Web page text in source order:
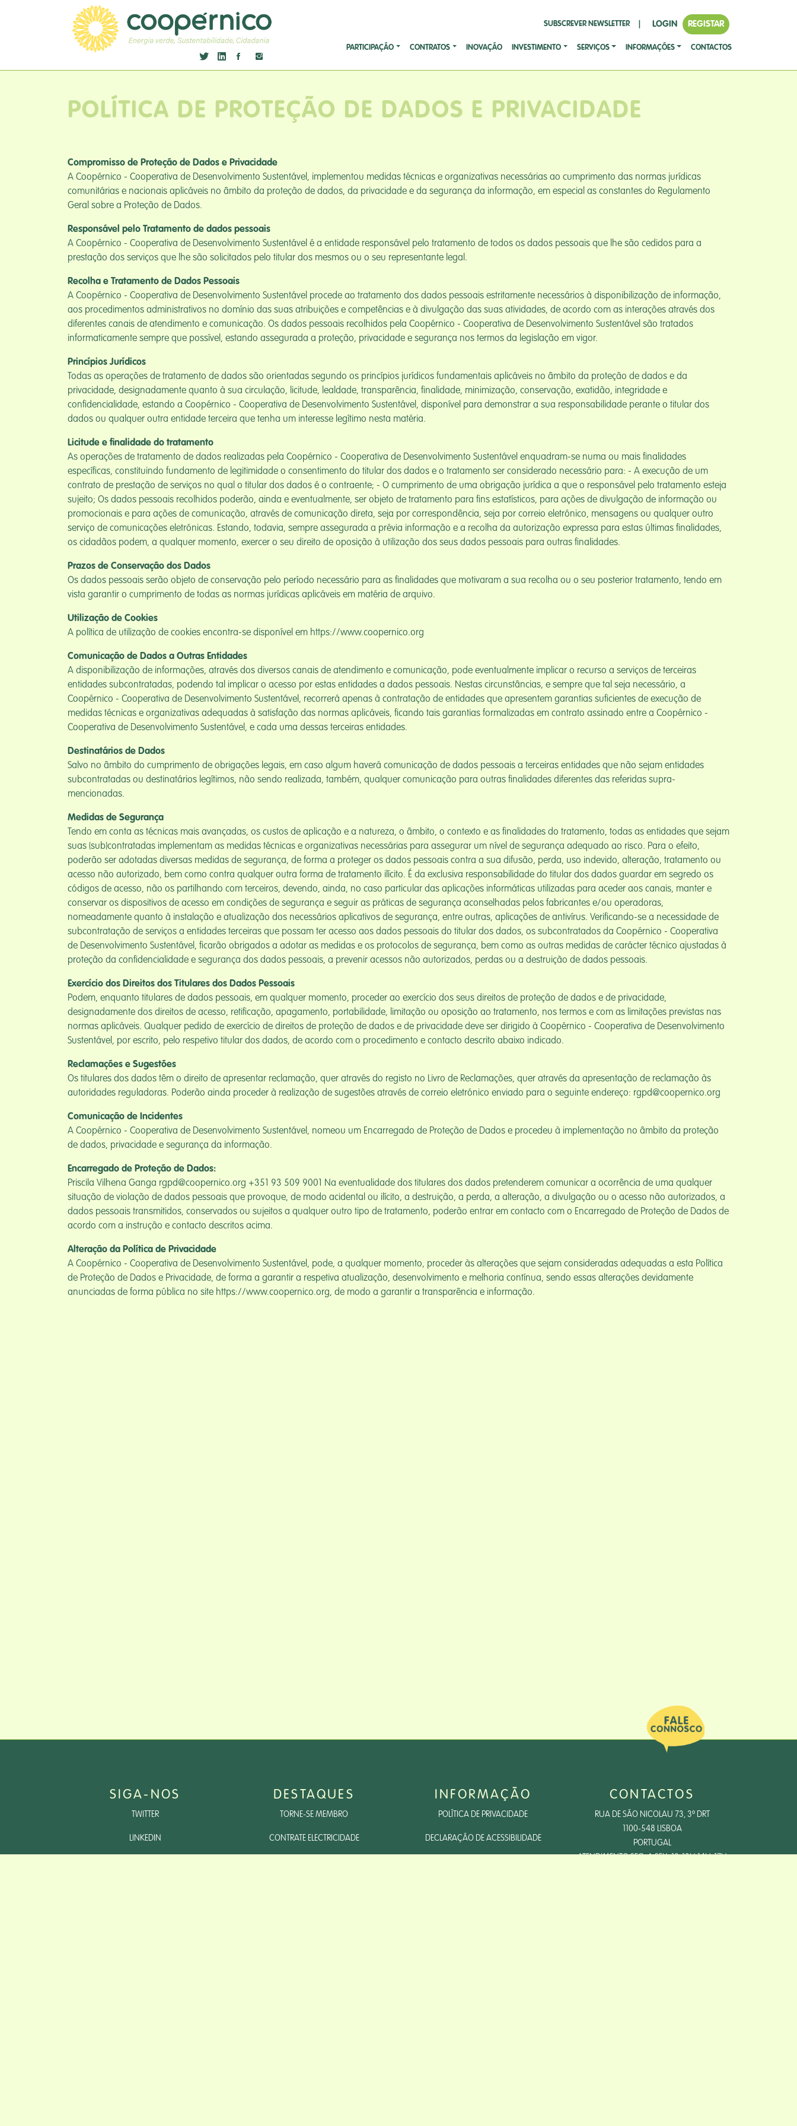
SUBSCREVER NEWSLETTER LOGIN REGISTAR
PARTICIPAÇÃO CONTRATOS INOVAÇÃO INVESTIMENTO SERVIÇOS INFORMAÇÕES CONTACTOS
POLÍTICA DE PROTEÇÃO DE DADOS E PRIVACIDADE
Compromisso de Proteção de Dados e Privacidade
A Coopérnico - Cooperativa de Desenvolvimento Sustentável, implementou medidas técnicas e organizativas necessárias ao cumprimento das normas jurídicas
comunitárias e nacionais aplicáveis no âmbito da proteção de dados, da privacidade e da segurança da informação, em especial as constantes do Regulamento
Geral sobre a Proteção de Dados.
Responsável pelo Tratamento de dados pessoais
A Coopérnico - Cooperativa de Desenvolvimento Sustentável é a entidade responsável pelo tratamento de todos os dados pessoais que lhe são cedidos para a
prestação dos serviços que lhe são solicitados pelo titular dos mesmos ou o seu representante legal.
Recolha e Tratamento de Dados Pessoais
A Coopérnico - Cooperativa de Desenvolvimento Sustentável procede ao tratamento dos dados pessoais estritamente necessários à disponibilização de informação,
aos procedimentos administrativos no domínio das suas atribuições e competências e à divulgação das suas atividades, de acordo com as interações através dos
diferentes canais de atendimento e comunicação. Os dados pessoais recolhidos pela Coopérnico - Cooperativa de Desenvolvimento Sustentável são tratados
informaticamente sempre que possível, estando assegurada a proteção, privacidade e segurança nos termos da legislação em vigor.
Princípios Jurídicos
Todas as operações de tratamento de dados são orientadas segundo os princípios jurídicos fundamentais aplicáveis no âmbito da proteção de dados e da
privacidade, designadamente quanto à sua circulação, licitude, lealdade, transparência, finalidade, minimização, conservação, exatidão, integridade e
confidencialidade, estando a Coopérnico - Cooperativa de Desenvolvimento Sustentável, disponível para demonstrar a sua responsabilidade perante o titular dos
dados ou qualquer outra entidade terceira que tenha um interesse legítimo nesta matéria.
Licitude e finalidade do tratamento
As operações de tratamento de dados realizadas pela Coopérnico - Cooperativa de Desenvolvimento Sustentável enquadram-se numa ou mais finalidades
específicas, constituindo fundamento de legitimidade o consentimento do titular dos dados e o tratamento ser considerado necessário para: - A execução de um
contrato de prestação de serviços no qual o titular dos dados é o contraente; - O cumprimento de uma obrigação jurídica a que o responsável pelo tratamento esteja
sujeito; Os dados pessoais recolhidos poderão, ainda e eventualmente, ser objeto de tratamento para fins estatísticos, para ações de divulgação de informação ou
promocionais e para ações de comunicação, através de comunicação direta, seja por correspondência, seja por correio eletrónico, mensagens ou qualquer outro
serviço de comunicações eletrónicas. Estando, todavia, sempre assegurada a prévia informação e a recolha da autorização expressa para estas últimas finalidades,
os cidadãos podem, a qualquer momento, exercer o seu direito de oposição à utilização dos seus dados pessoais para outras finalidades.
Prazos de Conservação dos Dados
Os dados pessoais serão objeto de conservação pelo período necessário para as finalidades que motivaram a sua recolha ou o seu posterior tratamento, tendo em
vista garantir o cumprimento de todas as normas jurídicas aplicáveis em matéria de arquivo.
Utilização de Cookies
A política de utilização de cookies encontra-se disponível em https://www.coopernico.org
Comunicação de Dados a Outras Entidades
A disponibilização de informações, através dos diversos canais de atendimento e comunicação, pode eventualmente implicar o recurso a serviços de terceiras
entidades subcontratadas, podendo tal implicar o acesso por estas entidades a dados pessoais. Nestas circunstâncias, e sempre que tal seja necessário, a
Coopérnico - Cooperativa de Desenvolvimento Sustentável, recorrerá apenas à contratação de entidades que apresentem garantias suficientes de execução de
medidas técnicas e organizativas adequadas à satisfação das normas aplicáveis, ficando tais garantias formalizadas em contrato assinado entre a Coopérnico -
Cooperativa de Desenvolvimento Sustentável, e cada uma dessas terceiras entidades.
Destinatários de Dados
Salvo no âmbito do cumprimento de obrigações legais, em caso algum haverá comunicação de dados pessoais a terceiras entidades que não sejam entidades
subcontratadas ou destinatários legítimos, não sendo realizada, também, qualquer comunicação para outras finalidades diferentes das referidas supra-
mencionadas.
Medidas de Segurança
Tendo em conta as técnicas mais avançadas, os custos de aplicação e a natureza, o âmbito, o contexto e as finalidades do tratamento, todas as entidades que sejam
suas (sub)contratadas implementam as medidas técnicas e organizativas necessárias para assegurar um nível de segurança adequado ao risco. Para o efeito,
poderão ser adotadas diversas medidas de segurança, de forma a proteger os dados pessoais contra a sua difusão, perda, uso indevido, alteração, tratamento ou
acesso não autorizado, bem como contra qualquer outra forma de tratamento ilícito. É da exclusiva responsabilidade do titular dos dados guardar em segredo os
códigos de acesso, não os partilhando com terceiros, devendo, ainda, no caso particular das aplicações informáticas utilizadas para aceder aos canais, manter e
conservar os dispositivos de acesso em condições de segurança e seguir as práticas de segurança aconselhadas pelos fabricantes e/ou operadoras,
nomeadamente quanto à instalação e atualização dos necessários aplicativos de segurança, entre outras, aplicações de antivírus. Verificando-se a necessidade de
subcontratação de serviços a entidades terceiras que possam ter acesso aos dados pessoais do titular dos dados, os subcontratados da Coopérnico - Cooperativa
de Desenvolvimento Sustentável, ficarão obrigados a adotar as medidas e os protocolos de segurança, bem como as outras medidas de carácter técnico ajustadas à
proteção da confidencialidade e segurança dos dados pessoais, a prevenir acessos não autorizados, perdas ou a destruição de dados pessoais.
Exercício dos Direitos dos Titulares dos Dados Pessoais
Podem, enquanto titulares de dados pessoais, em qualquer momento, proceder ao exercício dos seus direitos de proteção de dados e de privacidade,
designadamente dos direitos de acesso, retificação, apagamento, portabilidade, limitação ou oposição ao tratamento, nos termos e com as limitações previstas nas
normas aplicáveis. Qualquer pedido de exercício de direitos de proteção de dados e de privacidade deve ser dirigido à Coopérnico - Cooperativa de Desenvolvimento
Sustentável, por escrito, pelo respetivo titular dos dados, de acordo com o procedimento e contacto descrito abaixo indicado.
Reclamações e Sugestões
Os titulares dos dados têm o direito de apresentar reclamação, quer através do registo no Livro de Reclamações, quer através da apresentação de reclamação às
autoridades reguladoras. Poderão ainda proceder à realização de sugestões através de correio eletrónico enviado para o seguinte endereço: rgpd@coopernico.org
Comunicação de Incidentes
A Coopérnico - Cooperativa de Desenvolvimento Sustentável, nomeou um Encarregado de Proteção de Dados e procedeu à implementação no âmbito da proteção
de dados, privacidade e segurança da informação.
Encarregado de Proteção de Dados:
Priscila Vilhena Ganga rgpd@coopernico.org +351 93 509 9001 Na eventualidade dos titulares dos dados pretenderem comunicar a ocorrência de uma qualquer
situação de violação de dados pessoais que provoque, de modo acidental ou ilícito, a destruição, a perda, a alteração, a divulgação ou o acesso não autorizados, a
dados pessoais transmitidos, conservados ou sujeitos a qualquer outro tipo de tratamento, poderão entrar em contacto com o Encarregado de Proteção de Dados de
acordo com a instrução e contacto descritos acima.
Alteração da Política de Privacidade
A Coopérnico - Cooperativa de Desenvolvimento Sustentável, pode, a qualquer momento, proceder às alterações que sejam consideradas adequadas a esta Política
de Proteção de Dados e Privacidade, de forma a garantir a respetiva atualização, desenvolvimento e melhoria contínua, sendo essas alterações devidamente
anunciadas de forma pública no site https://www.coopernico.org, de modo a garantir a transparência e informação.
SIGA-NOS
TWITTER
LINKEDIN
DESTAQUES
TORNE-SE MEMBRO
CONTRATE ELECTRICIDADE
INFORMAÇÃO
POLÍTICA DE PRIVACIDADE
DECLARAÇÃO DE ACESSIBILIDADE
CONTACTOS
RUA DE SÃO NICOLAU 73, 3º DRT
1100-548 LISBOA
PORTUGAL